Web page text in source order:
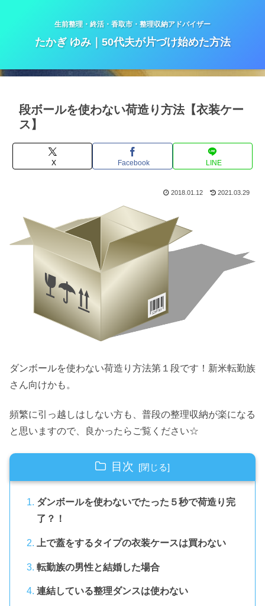
生前整理・終活・香取市・整理収納アドバイザー
たかぎ ゆみ｜50代夫が片づけ始めた方法
段ボールを使わない荷造り方法【衣装ケー
ス】
X Facebook LINE
2018.01.12 2021.03.29
ダンボールを使わない荷造り方法第１段です！新米転勤族
さん向けかも。
頻繁に引っ越しはしない方も、普段の整理収納が楽になる
と思いますので、良かったらご覧ください☆
目次
ダンボールを使わないでたった５秒で荷造り完
了？！
上で蓋をするタイプの衣装ケースは買わない
転勤族の男性と結婚した場合
連結している整理ダンスは使わない